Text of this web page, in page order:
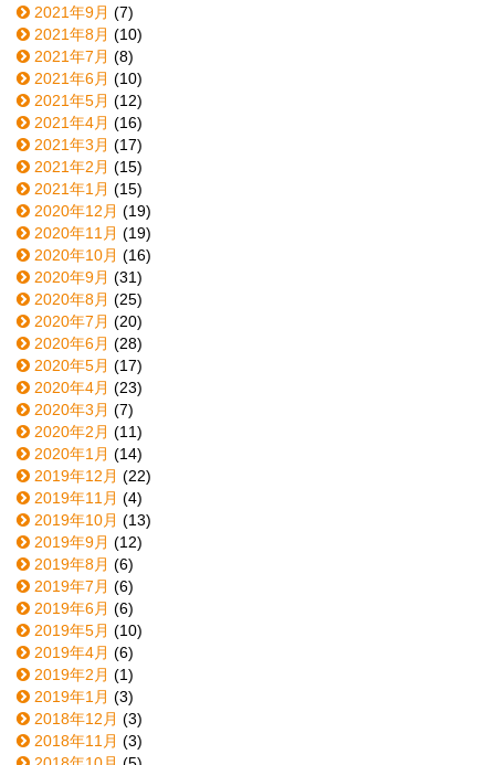
2021年9月 (7)
2021年8月 (10)
2021年7月 (8)
2021年6月 (10)
2021年5月 (12)
2021年4月 (16)
2021年3月 (17)
2021年2月 (15)
2021年1月 (15)
2020年12月 (19)
2020年11月 (19)
2020年10月 (16)
2020年9月 (31)
2020年8月 (25)
2020年7月 (20)
2020年6月 (28)
2020年5月 (17)
2020年4月 (23)
2020年3月 (7)
2020年2月 (11)
2020年1月 (14)
2019年12月 (22)
2019年11月 (4)
2019年10月 (13)
2019年9月 (12)
2019年8月 (6)
2019年7月 (6)
2019年6月 (6)
2019年5月 (10)
2019年4月 (6)
2019年2月 (1)
2019年1月 (3)
2018年12月 (3)
2018年11月 (3)